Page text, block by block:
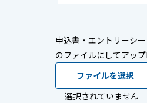
申込書・エントリーシ
のファイルにしてアップ
ファイルを選択
選択されていません